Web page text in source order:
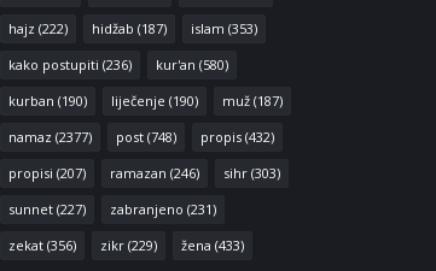
hajz (222) hidžab (187) islam (353)
kako postupiti (236) kur'an (580)
kurban (190) liječenje (190) muž(187)
namaz (2377) post(748) propis(432)
propisi (207) ramazan (246) sihr(303)
sunnet(227) zabranjeno (231)
zekat(356) zikr(229) žena (433)